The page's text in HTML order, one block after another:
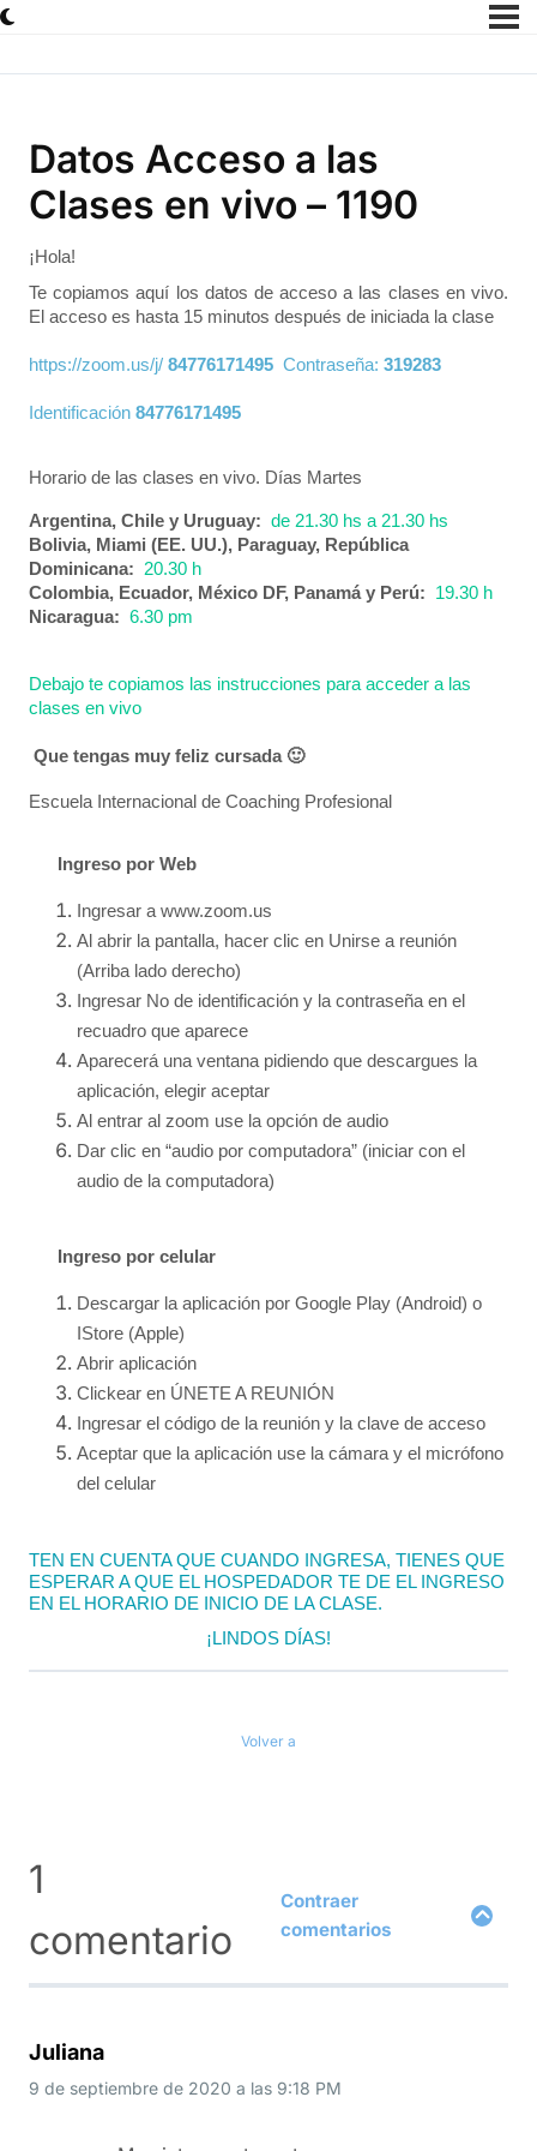
Datos Acceso a las
Clases en vivo – 1190
¡Hola!
Te copiamos aquí los datos de acceso a las clases en vivo.
El acceso es hasta 15 minutos después de iniciada la clase
https://zoom.us/j/ 84776171495 Contraseña: 319283
Identificación 84776171495
Horario de las clases en vivo. Días Martes
Argentina, Chile y Uruguay: de 21.30 hs a 21.30 hs
Bolivia, Miami (EE. UU.), Paraguay, República
Dominicana: 20.30 h
Colombia, Ecuador, México DF, Panamá y Perú: 19.30 h
Nicaragua: 6.30 pm
Debajo te copiamos las instrucciones para acceder a las
clases en vivo
Que tengas muy feliz cursada 🙂
Escuela Internacional de Coaching Profesional
Ingreso por Web
Ingresar a www.zoom.us
Al abrir la pantalla, hacer clic en Unirse a reunión
(Arriba lado derecho)
Ingresar No de identificación y la contraseña en el
recuadro que aparece
Aparecerá una ventana pidiendo que descargues la
aplicación, elegir aceptar
Al entrar al zoom use la opción de audio
Dar clic en “audio por computadora” (iniciar con el
audio de la computadora)
Ingreso por celular
Descargar la aplicación por Google Play (Android) o
IStore (Apple)
Abrir aplicación
Clickear en ÚNETE A REUNIÓN
Ingresar el código de la reunión y la clave de acceso
Aceptar que la aplicación use la cámara y el micrófono
del celular
TEN EN CUENTA QUE CUANDO INGRESA, TIENES QUE
ESPERAR A QUE EL HOSPEDADOR TE DE EL INGRESO
EN EL HORARIO DE INICIO DE LA CLASE.
¡LINDOS DÍAS!
Volver a
1
comentario
Contraer
comentarios
Juliana
9 de septiembre de 2020 a las 9:18 PM